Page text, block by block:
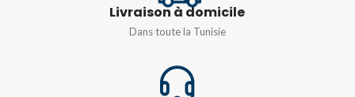
Livraison à domicile
Dans toute la Tunisie